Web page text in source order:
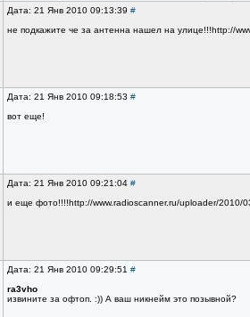
Дата: 21 Янв 2010 09:13:39 #
не подкажите че за антенна нашел на улице!!!http://
Дата: 21 Янв 2010 09:18:53 #
вот еще!
Дата: 21 Янв 2010 09:21:04 #
и еще фото!!!!http://www.radioscanner.ru/uploader/2010/
Дата: 21 Янв 2010 09:29:51 #
ra3vho
извините за офтоп. :)) А ваш никнейм это позывной?